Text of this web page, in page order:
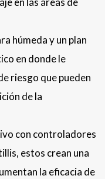
húmeda y un plan
en donde le
riesgo que pueden
de la
con controladores
estos crean una
la eficacia de